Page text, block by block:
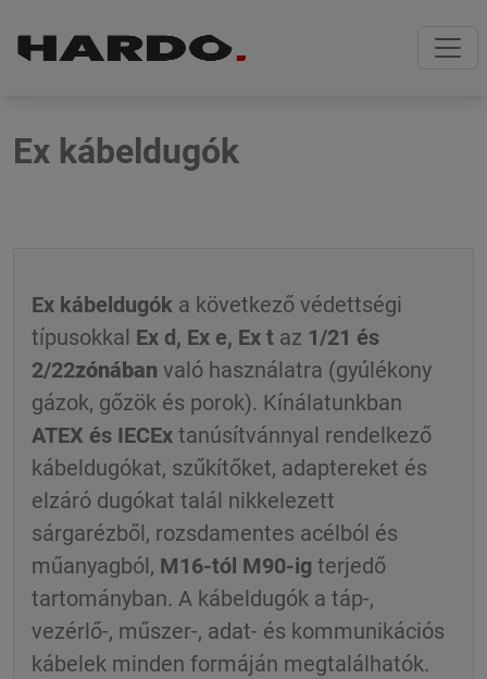
Skip
Skip
Ex kábeldugók
Ex kábeldugók a következő védettségi
típusokkal Ex d, Ex e, Ex t az 1/21 és
2/22zónában való használatra (gyúlékony
gázok, gőzök és porok). Kínálatunkban
ATEX és IECEx tanúsítvánnyal rendelkező
kábeldugókat, szűkítőket, adaptereket és
elzáró dugókat talál nikkelezett
sárgarézből, rozsdamentes acélból és
műanyagból, M16-tól M90-ig terjedő
tartományban. A kábeldugók a táp-,
vezérlő-, műszer-, adat- és kommunikációs
kábelek minden formáján megtalálhatók.